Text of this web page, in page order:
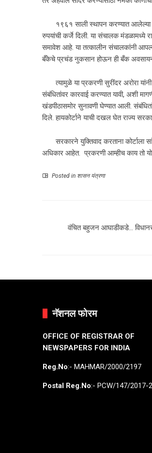
१९६१ साली स्थापन करण्यात आलेल्या
रुपयांची कर्जे दिली. या संचालक मंडळामध्ये
समावेश आहे. या तत्कालीन संचालकांनी
बँकेचे प्रचंड नुकसान होऊन ही बँक
त्यामुळे या प्रकरणी सुरींदर अरोरा यांनी
संबंधितांवर कारवाई करण्यात यावी, अशी
खंडपीठासमोर सुनावणी घेण्यात आली.
दिले. हायकोर्टाने याची दखल घेत राज्य
सरकारने युक्तिवाद करताना कोर्टाला
अधिकार आहेत. प्रकरणी आम्हीच काय तो
Posted in शासन यंत्रणा
वंचित बहुजन आघाडीकडे…
नॅशनल फोरम
OFFICE OF REGISTRAR OF
NEWSPAPERS FOR INDIA
Reg.No:- MAHMAR/2000/2197
Postal Reg.No:- PCW/147/2017-